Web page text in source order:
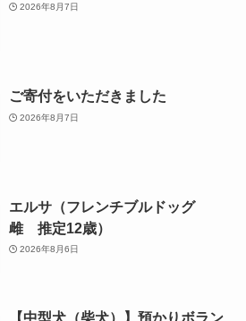
2026年8月7日
ご寄付をいただきました
2026年8月7日
エルサ（フレンチブルドッグ
雌 推定12歳）
2026年8月6日
【中型犬（柴犬）】預かりボラン